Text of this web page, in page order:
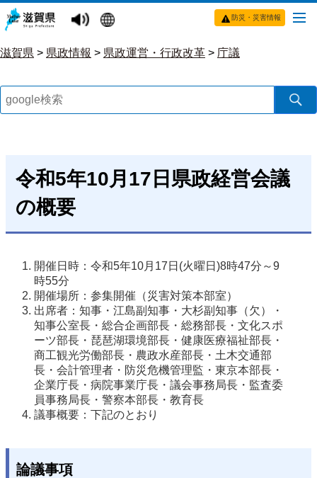
防災・災害情報
滋賀県 > 県政情報 > 県政運営・行政改革 > 庁議
令和5年10月17日県政経営会議
の概要
開催日時：令和5年10月17日(火曜日)8時47分～9
時55分
開催場所：参集開催（災害対策本部室）
出席者：知事・江島副知事・大杉副知事（欠）・
知事公室長・総合企画部長・総務部長・文化スポ
ーツ部長・琵琶湖環境部長・健康医療福祉部長・
商工観光労働部長・農政水産部長・土木交通部
長・会計管理者・防災危機管理監・東京本部長・
企業庁長・病院事業庁長・議会事務局長・監査委
員事務局長・警察本部長・教育長
議事概要：下記のとおり
論議事項